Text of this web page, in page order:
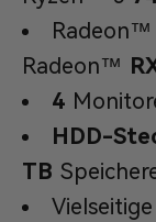
Radeon™
Radeon™
4
HDD-
TB